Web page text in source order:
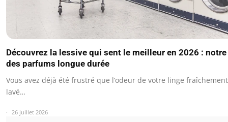
Découvrez la lessive qui sent le meilleur en 2026 :
des parfums longue durée
Vous avez déjà été frustré que l’odeur de votre linge fraîchement
lavé…
26 juillet 2026